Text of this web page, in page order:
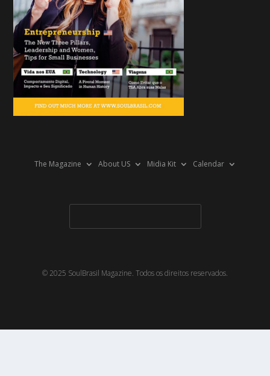
The Magazine About US Midia Kit Calendar
© 2025 SoulBrasil Magazine. Todos os direitos reservados.